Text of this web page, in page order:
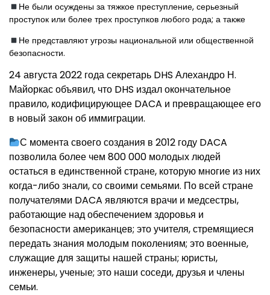
Не были осуждены за тяжкое преступление, серьезный
проступок или более трех проступков любого рода; а также
Не представляют угрозы национальной или общественной
безопасности.
24 августа 2022 года секретарь DHS Алехандро Н.
Майоркас объявил, что DHS издал окончательное
правило, кодифицирующее DACA и превращающее его
в новый закон об иммиграции.
С момента своего создания в 2012 году DACA
позволила более чем 800 000 молодых людей
остаться в единственной стране, которую многие из них
когда-либо знали, со своими семьями. По всей стране
получателями DACA являются врачи и медсестры,
работающие над обеспечением здоровья и
безопасности американцев; это учителя, стремящиеся
передать знания молодым поколениям; это военные,
служащие для защиты нашей страны; юристы,
инженеры, ученые; это наши соседи, друзья и члены
семьи.